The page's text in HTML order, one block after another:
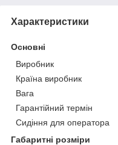
Характеристики
Основні
Виробник
Країна виробник
Вага
Гарантійний термін
Сидіння для оператора
Габаритні розміри